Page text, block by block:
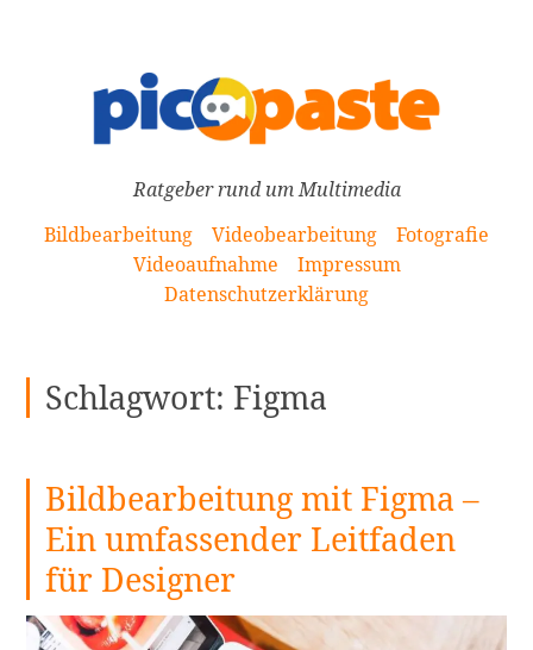
Ratgeber rund um Multimedia
Bildbearbeitung
Videobearbeitung
Fotografie
Videoaufnahme
Impressum
Datenschutzerklärung
Schlagwort: Figma
Bildbearbeitung mit Figma –
Ein umfassender Leitfaden
für Designer